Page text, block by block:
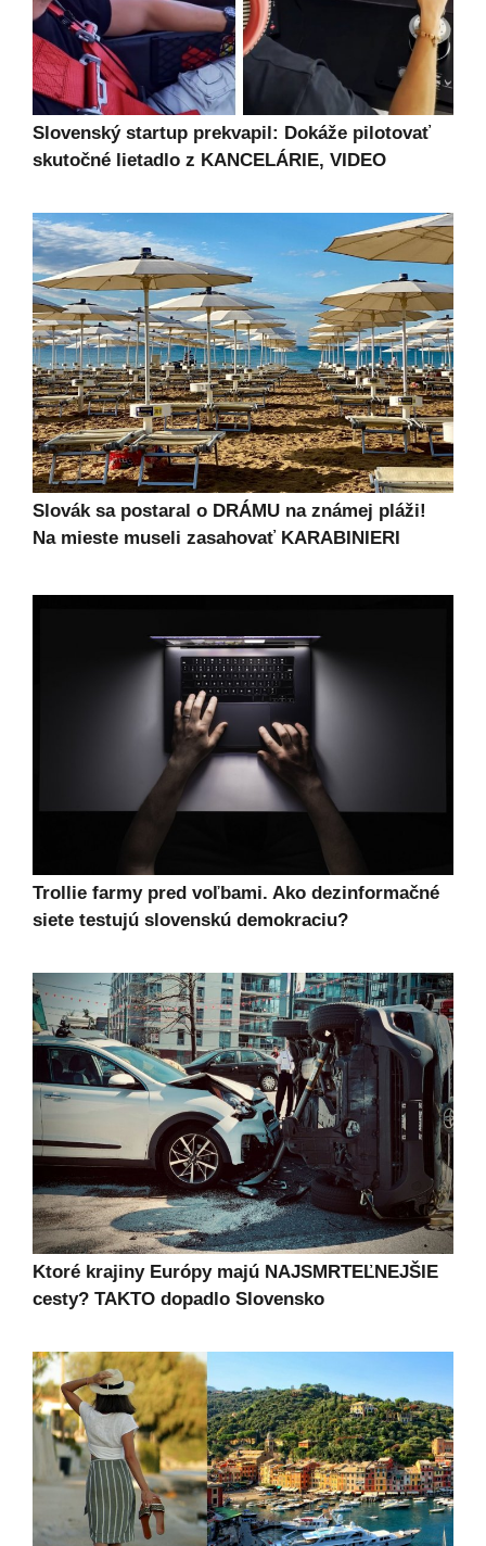
Slovenský startup prekvapil: Dokáže pilotovať
skutočné lietadlo z KANCELÁRIE, VIDEO
Slovák sa postaral o DRÁMU na známej pláži!
Na mieste museli zasahovať KARABINIERI
Trollie farmy pred voľbami. Ako dezinformačné
siete testujú slovenskú demokraciu?
Ktoré krajiny Európy majú NAJSMRTEĽNEJŠIE
cesty? TAKTO dopadlo Slovensko